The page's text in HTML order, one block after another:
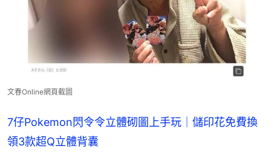
文春Online網頁截圖
7仔Pokemon閃令令立體砌圖上手玩｜儲印花免費換
領3款超Q立體背囊